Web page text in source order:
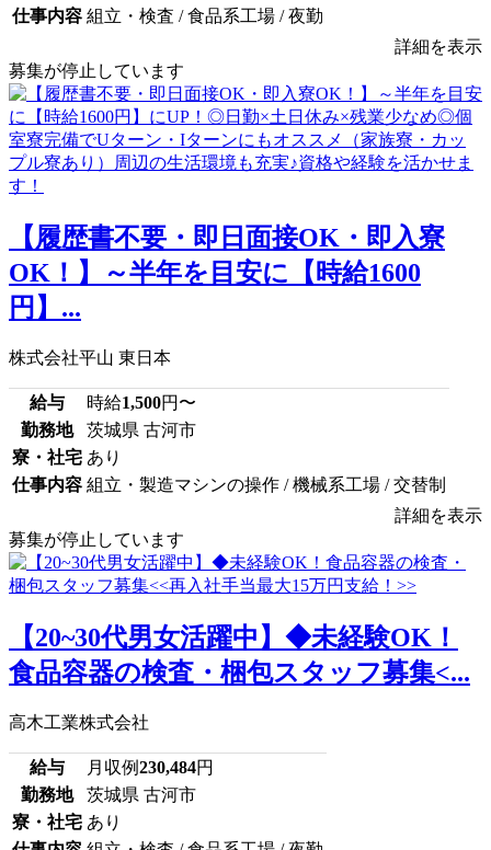
仕事内容 組立・検査 / 食品系工場 / 夜勤
詳細を表示
募集が停止しています
【履歴書不要・即日面接OK・即入寮
OK！】～半年を目安に【時給1600
円】...
株式会社平山 東日本
給与 時給1,500円〜
勤務地
茨城県 古河市
寮・社宅 あり
仕事内容 組立・製造マシンの操作 / 機械系工場 / 交替制
詳細を表示
募集が停止しています
【20~30代男女活躍中】◆未経験OK！
食品容器の検査・梱包スタッフ募集<...
高木工業株式会社
給与 月収例230,484円
勤務地
茨城県 古河市
寮・社宅 あり